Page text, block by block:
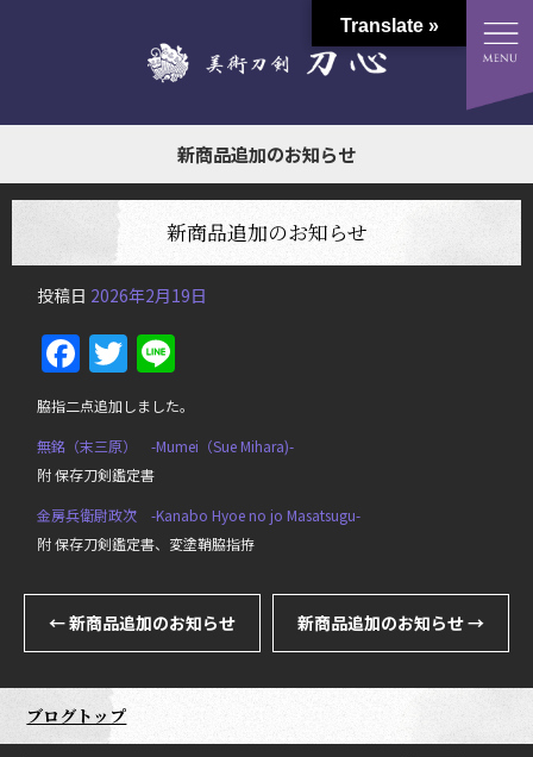
新商品追加のお知らせ
新商品追加のお知らせ
投稿日 2026年2月19日
Facebook
Twitter
脇指二点追加しました。
無銘（末三原） -Mumei（Sue Mihara)-
附 保存刀剣鑑定書
金房兵衛尉政次 -Kanabo Hyoe no jo Masatsugu-
附 保存刀剣鑑定書、変塗鞘脇指拵
←新商品追加のお知らせ 新商品追加のお知らせ→
ブログトップ
Translate »